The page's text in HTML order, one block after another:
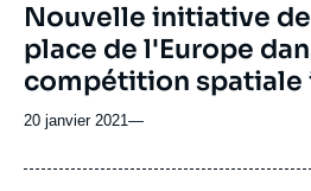
Nouvelle initiative
place de l'Europe
compétition spatiale
20 janvier 2021—